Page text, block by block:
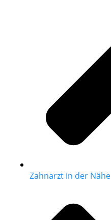
Zahnarzt in der Nähe